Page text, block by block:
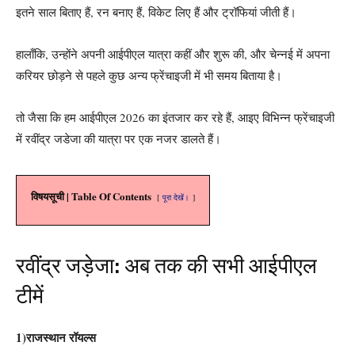
इतने साल बिताए हैं, रन बनाए हैं, विकेट लिए हैं और ट्रॉफियां जीती हैं।
हालाँकि, उन्होंने अपनी आईपीएल यात्रा कहीं और शुरू की, और चेन्नई में अपना
करियर छोड़ने से पहले कुछ अन्य फ्रेंचाइजी में भी समय बिताया है।
तो जैसा कि हम आईपीएल 2026 का इंतजार कर रहे हैं, आइए विभिन्न फ्रेंचाइजी
में रवींद्र जडेजा की यात्रा पर एक नजर डालते हैं।
विषयसूची | Table Of Contents पूरा देखें।
रवींद्र जड़ेजा: अब तक की सभी आईपीएल
टीमें
1)राजस्थान रॉयल्स